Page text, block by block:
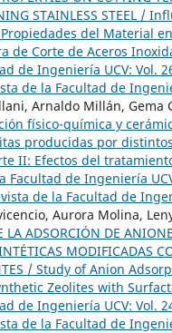
STAINLESS STEEL /
del Material
de Corte de Aceros
de Ingeniería UCV: Vol.
de la Facultad de
Arnaldo Millán, Gema
físico-química y
producidas por
II: Efectos del
Facultad de Ingeniería
de la Facultad de
Aurora Molina,
LA ADSORCIÓN DE
MODIFICADAS
/ Study of Anion
Zeolites with
de Ingeniería UCV: Vol.
de la Facultad de